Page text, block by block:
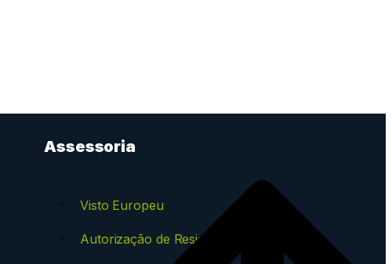
Assessoria
Visto Europeu
Autorização de Residência